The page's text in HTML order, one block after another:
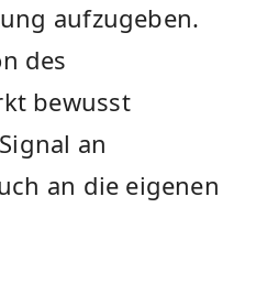
aufzugeben.
des
bewusst
an
an die eigenen